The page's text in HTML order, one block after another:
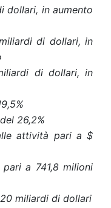
dollari, in aumento
di dollari, in
di dollari, in
26,2%
attività pari a $
a 741,8 milioni
miliardi di dollari